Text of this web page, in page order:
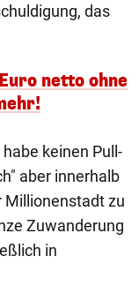
das
netto ohne
keinen Pull-
aber innerhalb
Millionenstadt zu
Zuwanderung
in